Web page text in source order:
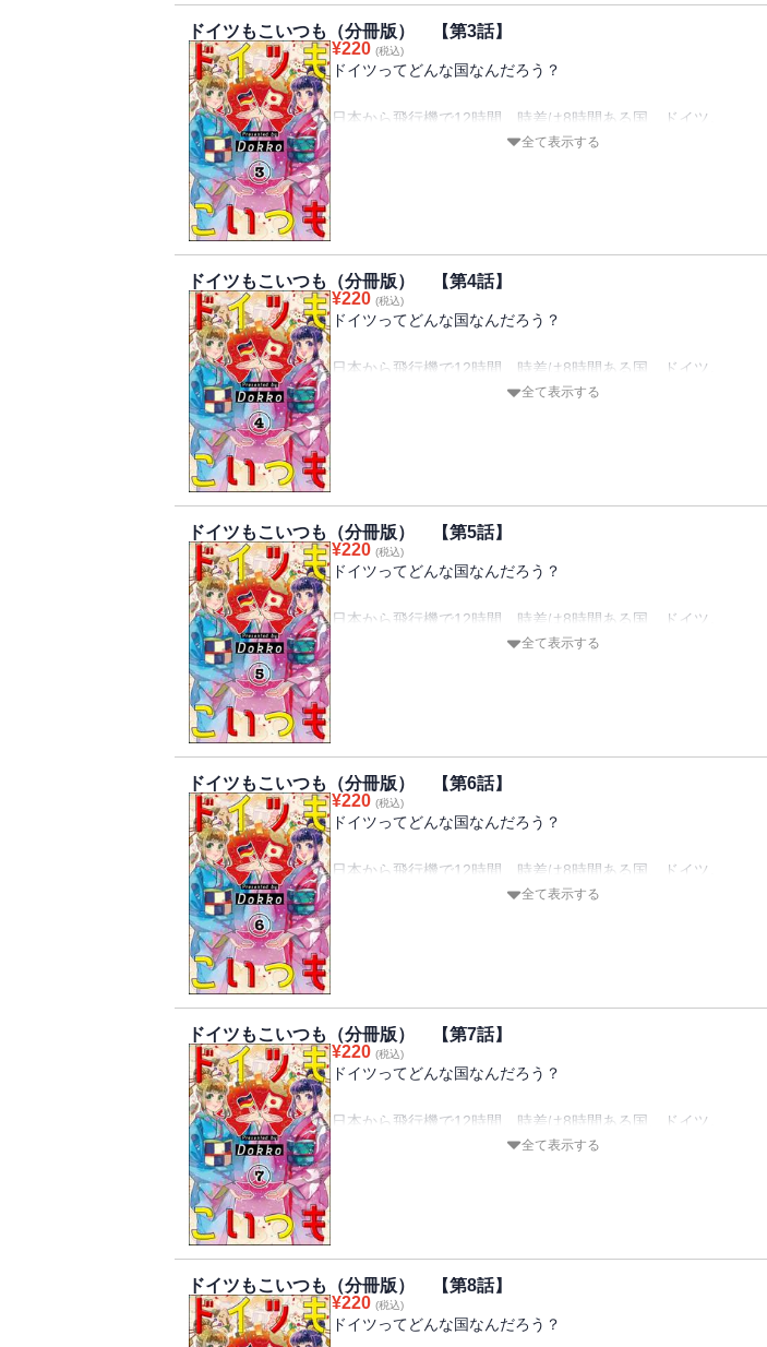
知りたくありませんか？
「ドイツってこんな国なの!?」思わずツッコミたくなるようなド
イツのリアルを、ドイツで生活する筆者がお届けする、リアルラ
イフエッセイ！
ドイツもこいつも（分冊版） 【第3話】
¥220 (税込)
ドイツってどんな国なんだろう？
日本から飛行機で12時間、時差は8時間ある国、ドイツ。
あなたはドイツってどんなイメージがありますか？
「ドイツってこんな国なの!?」思わずツッコミたくなるようなド
イツのリアルを、ドイツで生活する筆者がお届けする、リアルラ
イフエッセイ！
全て表示する
ドイツもこいつも（分冊版） 【第4話】
¥220 (税込)
ドイツってどんな国なんだろう？
日本から飛行機で12時間、時差は8時間ある国、ドイツ。
あなたはドイツってどんなイメージがありますか？
知りたくありませんか？
「ドイツってこんな国なの!?」思わずツッコミたくなるようなド
イツのリアルを、ドイツで生活する筆者がお届けする、リアルラ
イフエッセイ！
全て表示する
ドイツもこいつも（分冊版） 【第5話】
¥220 (税込)
ドイツってどんな国なんだろう？
日本から飛行機で12時間、時差は8時間ある国、ドイツ。
あなたはドイツってどんなイメージがありますか？
知りたくありませんか？
「ドイツってこんな国なの!?」思わずツッコミたくなるようなド
イツのリアルを、ドイツで生活する筆者がお届けする、リアルラ
イフエッセイ！
全て表示する
ドイツもこいつも（分冊版） 【第6話】
¥220 (税込)
ドイツってどんな国なんだろう？
日本から飛行機で12時間、時差は8時間ある国、ドイツ。
あなたはドイツってどんなイメージがありますか？
知りたくありませんか？
「ドイツってこんな国なの!?」思わずツッコミたくなるようなド
イツのリアルを、ドイツで生活する筆者がお届けする、リアルラ
イフエッセイ！
全て表示する
ドイツもこいつも（分冊版） 【第7話】
¥220 (税込)
ドイツってどんな国なんだろう？
日本から飛行機で12時間、時差は8時間ある国、ドイツ。
あなたはドイツってどんなイメージがありますか？
知りたくありませんか？
「ドイツってこんな国なの!?」思わずツッコミたくなるようなド
イツのリアルを、ドイツで生活する筆者がお届けする、リアルラ
全て表示する
ドイツもこいつも（分冊版） 【第8話】
¥220 (税込)
ドイツってどんな国なんだろう？